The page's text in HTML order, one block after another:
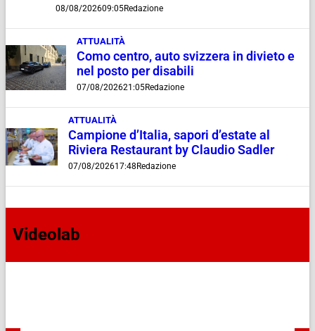
08/08/202609:05Redazione
ATTUALITÀ
Como centro, auto svizzera in divieto e
nel posto per disabili
07/08/202621:05Redazione
ATTUALITÀ
Campione d’Italia, sapori d’estate al
Riviera Restaurant by Claudio Sadler
07/08/202617:48Redazione
Videolab